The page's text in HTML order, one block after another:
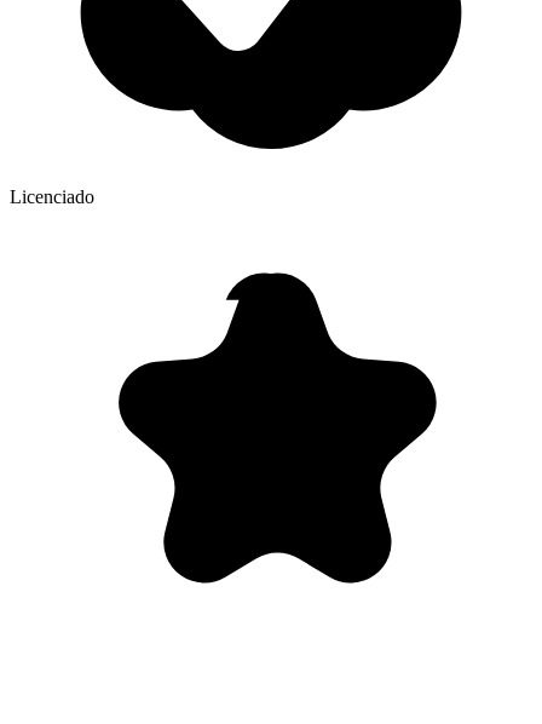
Licenciado